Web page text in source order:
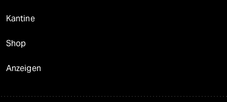
Kantine
Shop
Anzeigen